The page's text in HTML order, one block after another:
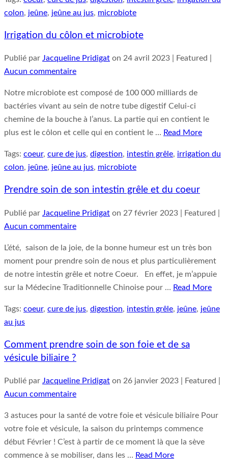
colon, jeûne, jeûne au jus, microbiote
Irrigation du côlon et microbiote
Publié par Jacqueline Pridigat on 24 avril 2023 | Featured
Aucun commentaire
Notre microbiote est composé de 100 000 milliards de
bactéries vivant au sein de notre tube digestif Celui-ci
chemine de la bouche à l’anus. La partie qui en contient le
plus est le côlon et celle qui en contient le … Read More
Tags: coeur, cure de jus, digestion, intestin grêle, irrigation du
colon, jeûne, jeûne au jus, microbiote
Prendre soin de son intestin grêle et du coeur
Publié par Jacqueline Pridigat on 27 février 2023 | Featured
Aucun commentaire
L’été, saison de la joie, de la bonne humeur est un très bon
moment pour prendre soin de nous et plus particulièrement
de notre intestin grêle et notre Coeur. En effet, je m’appuie
sur la Médecine Traditionnelle Chinoise pour … Read More
Tags: coeur, cure de jus, digestion, intestin grêle, jeûne, jeûne
au jus
Comment prendre soin de son foie et de sa
vésicule biliaire ?
Publié par Jacqueline Pridigat on 26 janvier 2023 | Featured
Aucun commentaire
3 astuces pour la santé de votre foie et vésicule biliaire Pour
votre foie et vésicule, la saison du printemps commence
début Février ! C’est à partir de ce moment là que la sève
commence à se mobiliser, dans les … Read More